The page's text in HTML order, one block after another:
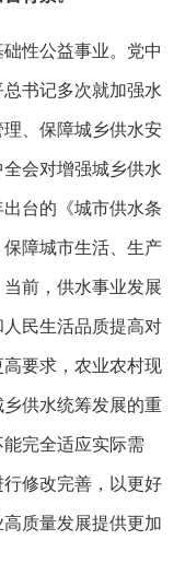
性公益事业。党中
书记多次就加强水
、保障城乡供水安
会对增强城乡供水
台的《城市供水条
障城市生活、生产
前，供水事业发展
民生活品质提高对
要求，农业农村现
供水统筹发展的重
完全适应实际需
修改完善，以更好
质量发展提供更加